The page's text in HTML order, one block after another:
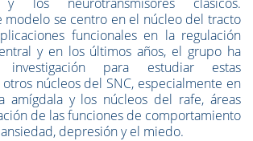
modelo se centro en el núcleo del tracto
funcionales en la regulación
y en los últimos años, el grupo ha
para estudiar estas
núcleos del SNC, especialmente en
amígdala y los núcleos del rafe, áreas
de las funciones de comportamiento
depresión y el miedo.